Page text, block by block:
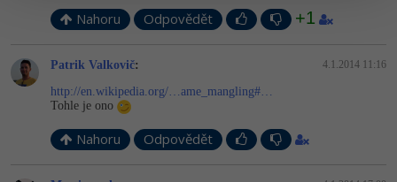
Nahoru Odpovědět +1
Patrik Valkovič: 4.1.2014 11:16
http://en.wikipedia.org/…ame_mangling#…
Tohle je ono
Nahoru Odpovědět